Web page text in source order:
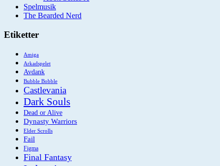
Spelmusik
The Bearded Nerd
Etiketter
Amiga
Arkadspelet
Avdank
Bubble Bobble
Castlevania
Dark Souls
Dead or Alive
Dynasty Warriors
Elder Scrolls
Fail
Figma
Final Fantasy